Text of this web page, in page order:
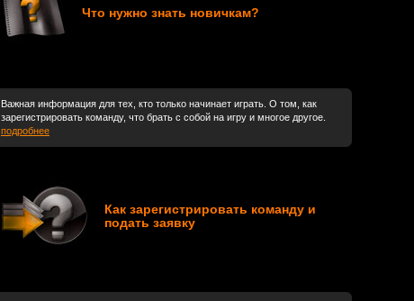
Что нужно знать новичкам?
Важная информация для тех, кто только начинает играть. О том, как
зарегистрировать команду, что брать с собой на игру и многое другое.
подробнее
Как зарегистрировать команду и
подать заявку